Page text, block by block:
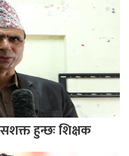
हुन्छः शिक्षक